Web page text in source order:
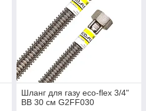
Шланг для газу eco-flex 3/4"
ВВ 30 см G2FF030